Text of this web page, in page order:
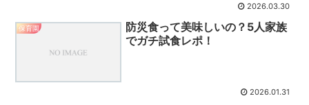
2026.03.30
保育園
防災食って美味しいの？5人家族
でガチ試食レポ！
2026.01.31